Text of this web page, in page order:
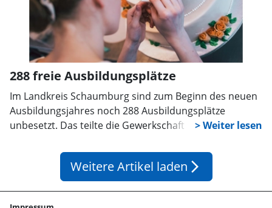
288 freie Ausbildungsplätze
Im Landkreis Schaumburg sind zum Beginn des neuen
Ausbildungsjahres noch 288 Ausbildungsplätze
unbesetzt. Das teilte die Gewerkschaft Nahrung-
Restaurants und Gaststätten suchen Nachwuchs: In
diesen Bereichen sind nach Angaben der Gewerkschaft
noch 30 Stellen frei. Die Lebensmittelindustrie bietet
Weitere Artikel laden arrow_forward_ios